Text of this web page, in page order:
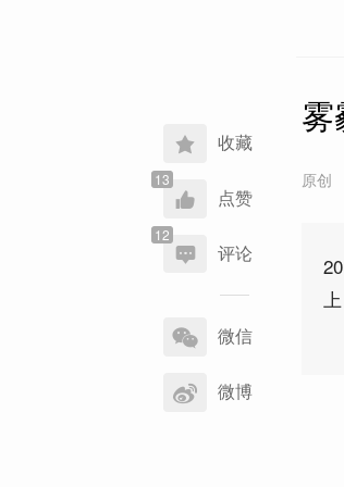
收藏
点赞
评论
享
到
微信
微博
雾
原创